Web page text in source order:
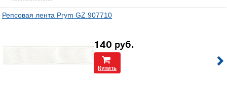
Репсовая лента Prym GZ 907710
140 руб.
Купить